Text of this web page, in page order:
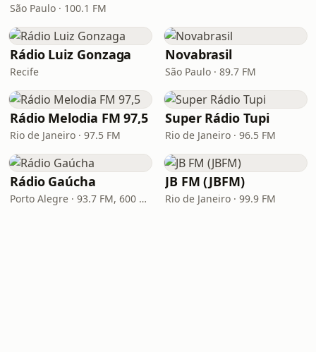
São Paulo · 100.1 FM
Rádio Luiz Gonzaga
Recife
Novabrasil
São Paulo · 89.7 FM
Rádio Melodia FM 97,5
Rio de Janeiro · 97.5 FM
Super Rádio Tupi
Rio de Janeiro · 96.5 FM
Rádio Gaúcha
Porto Alegre · 93.7 FM, 600 AM
JB FM (JBFM)
Rio de Janeiro · 99.9 FM